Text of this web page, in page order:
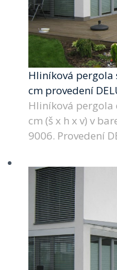
Hliníková pergola
cm provedení
Hliníková pergola
cm (š x h x v) v
9006. Provedení